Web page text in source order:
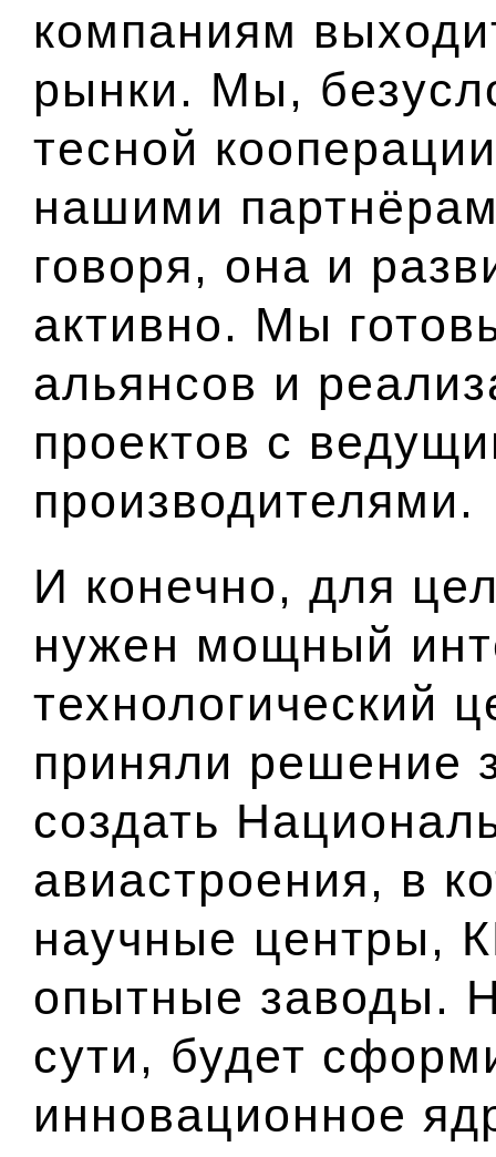
компаниям
рынки. Мы,
тесной
нашими
говоря, она и
активно. Мы
альянсов и
проектов с
производителями.
И конечно, для
нужен мощный
технологический
приняли решение
создать
авиастроения, в
научные центры,
опытные заводы.
сути, будет
инновационное